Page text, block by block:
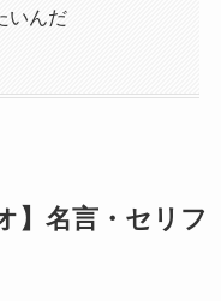
いんだ
】名言・セリフ